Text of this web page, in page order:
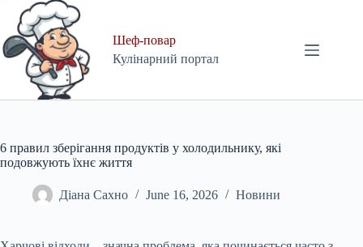
content
Шеф-повар
Кулінарний портал
6 правил зберігання продуктів у холодильнику, які
подовжують їхнє життя
Діана Сахно June 16, 2026 Новини